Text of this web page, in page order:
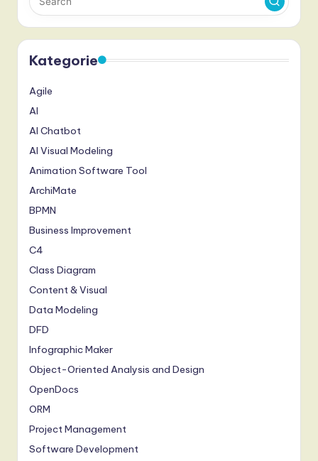
Kategorie
Agile
AI
AI Chatbot
AI Visual Modeling
Animation Software Tool
ArchiMate
BPMN
Business Improvement
C4
Class Diagram
Content & Visual
Data Modeling
DFD
Infographic Maker
Object-Oriented Analysis and Design
OpenDocs
ORM
Project Management
Software Development